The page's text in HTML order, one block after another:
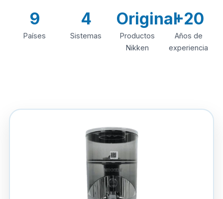
9
Países
4
Sistemas
Original
Productos
Nikken
+20
Años de
experiencia